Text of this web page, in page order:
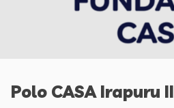
Polo CASA Irapuru II